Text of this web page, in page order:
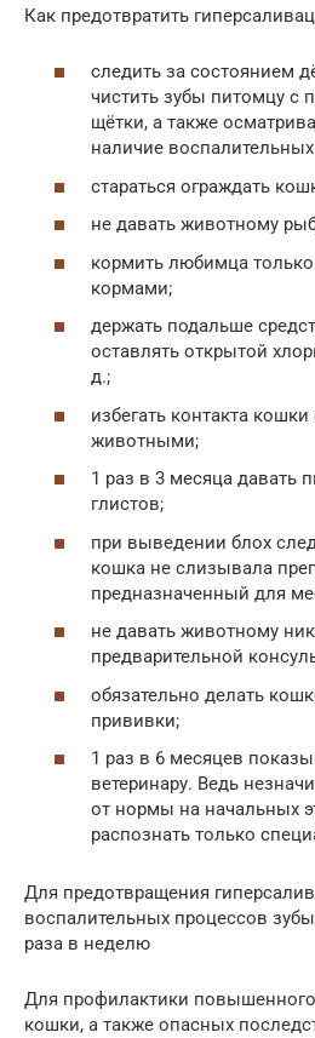
Как предотвратить
cледить за состоянием
чистить зубы питомцу
щётки, а также
наличие
стараться ограждать
не давать животному
кормить любимца
кормами;
держать подальше
оставлять открытой
д.;
избегать контакта
животными;
1 раз в 3 месяца давать
глистов;
при выведении блох
кошка не слизывала
предназначенный для
не давать животному
предварительной
обязательно делать
прививки;
1 раз в 6 месяцев
ветеринару. Ведь
от нормы на начальных
распознать только
Для предотвращения
воспалительных процессов
раза в неделю
Для профилактики
кошки, а также опасных